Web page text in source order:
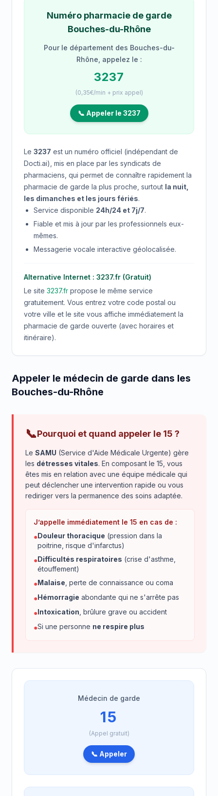
Numéro pharmacie de garde
Bouches-du-Rhône
Pour le département des Bouches-du-
Rhône, appelez le :
3237
(0,35€/min + prix appel)
📞 Appeler le 3237
Le 3237 est un numéro officiel (indépendant de
Docti.ai), mis en place par les syndicats de
pharmaciens, qui permet de connaître rapidement la
pharmacie de garde la plus proche, surtout la nuit,
les dimanches et les jours fériés.
Service disponible 24h/24 et 7j/7.
Fiable et mis à jour par les professionnels eux-
mêmes.
Messagerie vocale interactive géolocalisée.
Alternative Internet : 3237.fr (Gratuit)
Le site 3237.fr propose le même service
gratuitement. Vous entrez votre code postal ou
votre ville et le site vous affiche immédiatement la
pharmacie de garde ouverte (avec horaires et
itinéraire).
Appeler le médecin de garde dans les
Bouches-du-Rhône
📞Pourquoi et quand appeler le 15 ?
Le SAMU (Service d'Aide Médicale Urgente) gère
les détresses vitales. En composant le 15, vous
êtes mis en relation avec une équipe médicale qui
peut déclencher une intervention rapide ou vous
rediriger vers la permanence des soins adaptée.
J’appelle immédiatement le 15 en cas de :
●Douleur thoracique (pression dans la
poitrine, risque d'infarctus)
●Difficultés respiratoires (crise d'asthme,
étouffement)
●Malaise , perte de connaissance ou coma
●Hémorragie abondante qui ne s'arrête pas
●Intoxication , brûlure grave ou accident
●Si une personne ne respire plus
Médecin de garde
15
(Appel gratuit)
📞 Appeler